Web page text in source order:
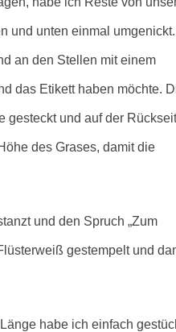
und unten einmal umgenickt.
an den Stellen mit einem
das Etikett haben möchte.
gesteckt und auf der
des Grases, damit die
und den Spruch „Zum
gestempelt und
habe ich einfach